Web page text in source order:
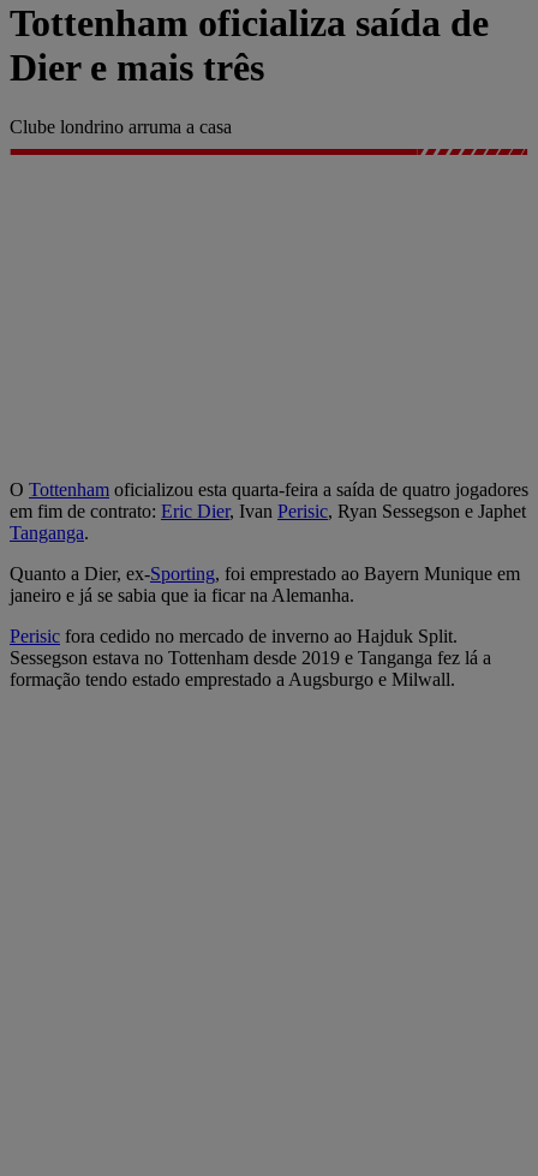
Tottenham oficializa saída de
Dier e mais três
Clube londrino arruma a casa
O Tottenham oficializou esta quarta-feira a saída de quatro jogadores
em fim de contrato: Eric Dier, Ivan Perisic, Ryan Sessegson e Japhet
Tanganga.
Quanto a Dier, ex-Sporting, foi emprestado ao Bayern Munique em
janeiro e já se sabia que ia ficar na Alemanha.
Perisic fora cedido no mercado de inverno ao Hajduk Split.
Sessegson estava no Tottenham desde 2019 e Tanganga fez lá a
formação tendo estado emprestado a Augsburgo e Milwall.